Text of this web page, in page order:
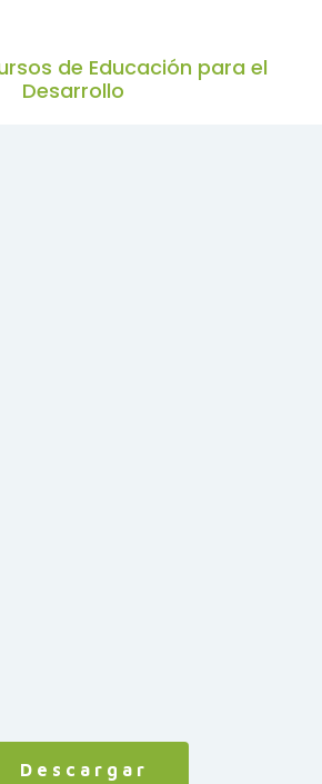
de Educación para el
Desarrollo
Descargar